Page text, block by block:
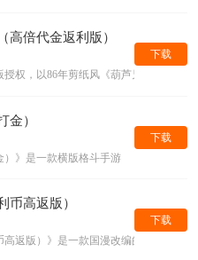
高倍代金返利版）
权，以86年剪纸风《葫芦兄弟》动画
下载
金）
）》是一款横版格斗手游
下载
币高返版）
高返版）》是一款国漫改编的动作热血
下载